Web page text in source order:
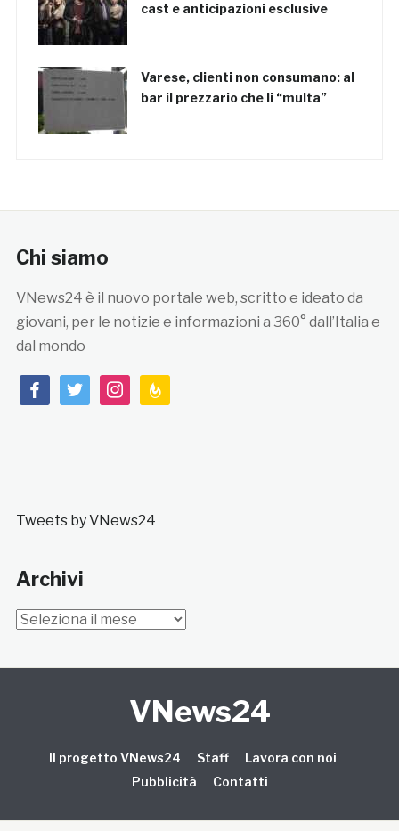
cast e anticipazioni esclusive
Varese, clienti non consumano: al
bar il prezzario che li “multa”
Chi siamo
VNews24 è il nuovo portale web, scritto e ideato da
giovani, per le notizie e informazioni a 360° dall’Italia e
dal mondo
facebooktwitterinstagramfeedburner
Tweets by VNews24
Archivi
Archivi
VNews24
Il progetto VNews24 Staff
Lavora con noi
Pubblicità
Contatti